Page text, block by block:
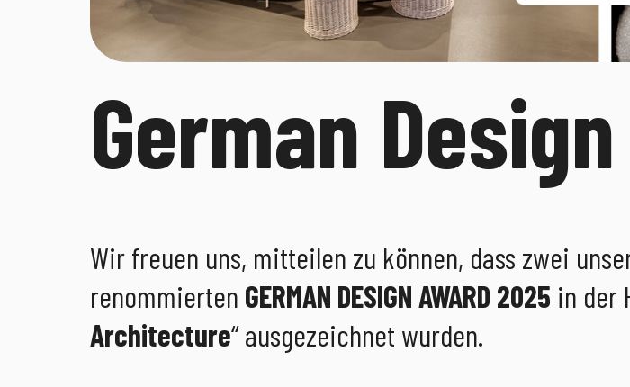
German
Wir freuen uns, mitteilen zu können, dass zwei
renommierten GERMAN DESIGN AWARD 2025 in der
Architecture“ ausgezeichnet wurden.